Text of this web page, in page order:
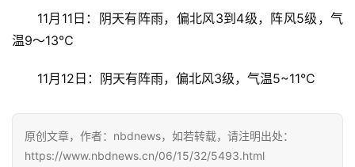
武
汉
11月11日：阴天有阵雨，偏北风3到4级，阵风5级，气
温9～13℃
11月12日：阴天有阵雨，偏北风3级，气温5~11°C
原创文章，作者：nbdnews，如若转载，请注明出处：
https://www.nbdnews.cn/06/15/32/5493.html